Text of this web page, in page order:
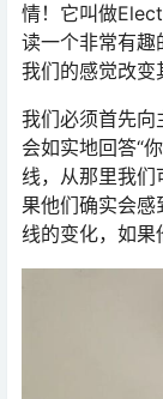
情！它叫做
读一个非常有趣
我们的感觉改变
我们必须首先向
会如实地回​​答“
线，从那里我们
果他们确实会
线的变化，如果